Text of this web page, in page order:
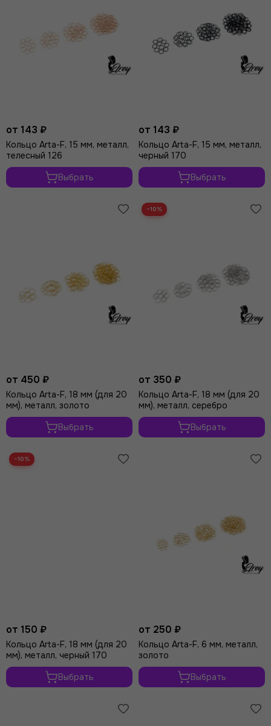
от 143 ₽
Кольцо Arta-F, 15 мм, металл,
телесный 126
Выбрать
от 143 ₽
Кольцо Arta-F, 15 мм, металл,
черный 170
Выбрать
от 450 ₽
Кольцо Arta-F, 18 мм (для 20
мм), металл, золото
Выбрать
−10%
от 350 ₽
Кольцо Arta-F, 18 мм (для 20
мм), металл, серебро
Выбрать
−10%
от 150 ₽
Кольцо Arta-F, 18 мм (для 20
мм), металл, черный 170
Выбрать
от 250 ₽
Кольцо Arta-F, 6 мм, металл,
золото
Выбрать